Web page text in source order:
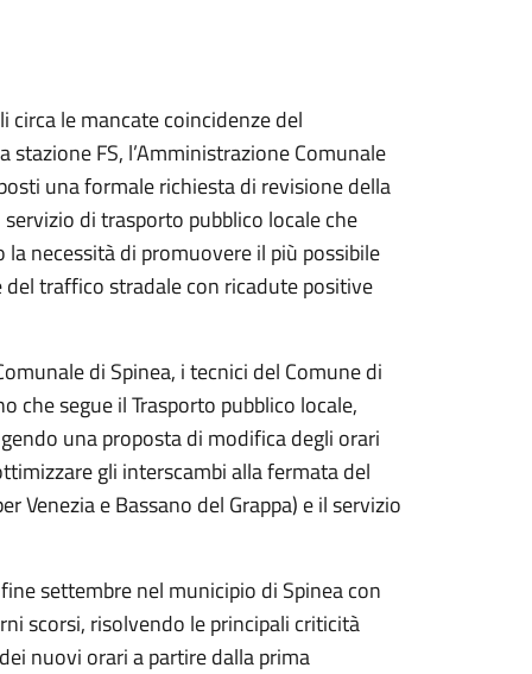
le mancate coincidenze del
FS, l’Amministrazione Comunale
una formale richiesta di revisione della
di trasporto pubblico locale che
necessità di promuovere il più possibile
del traffico stradale con ricadute positive
di Spinea, i tecnici del Comune di
che segue il Trasporto pubblico locale,
una proposta di modifica degli orari
gli interscambi alla fermata del
Venezia e Bassano del Grappa) e il servizio
settembre nel municipio di Spinea con
scorsi, risolvendo le principali criticità
nuovi orari a partire dalla prima